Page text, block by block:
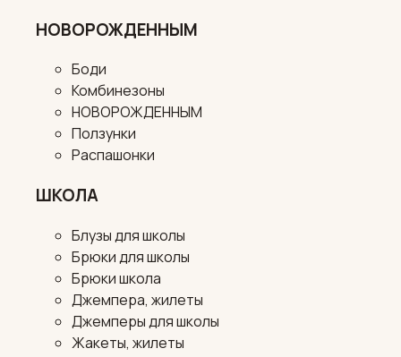
НОВОРОЖДЕННЫМ
Боди
Комбинезоны
НОВОРОЖДЕННЫМ
Ползунки
Распашонки
ШКОЛА
Блузы для школы
Брюки для школы
Брюки школа
Джемпера, жилеты
Джемперы для школы
Жакеты, жилеты